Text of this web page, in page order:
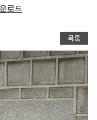
로드
목록